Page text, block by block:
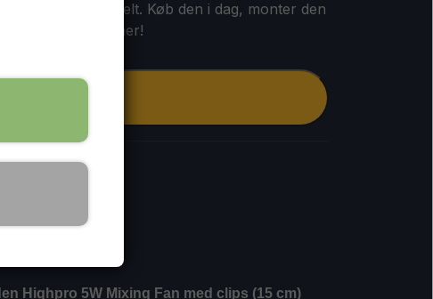
til dit grotelt. Køb den i dag, monter den
varmelommer!
Highpro 5W Mixing Fan med clips (15 cm)